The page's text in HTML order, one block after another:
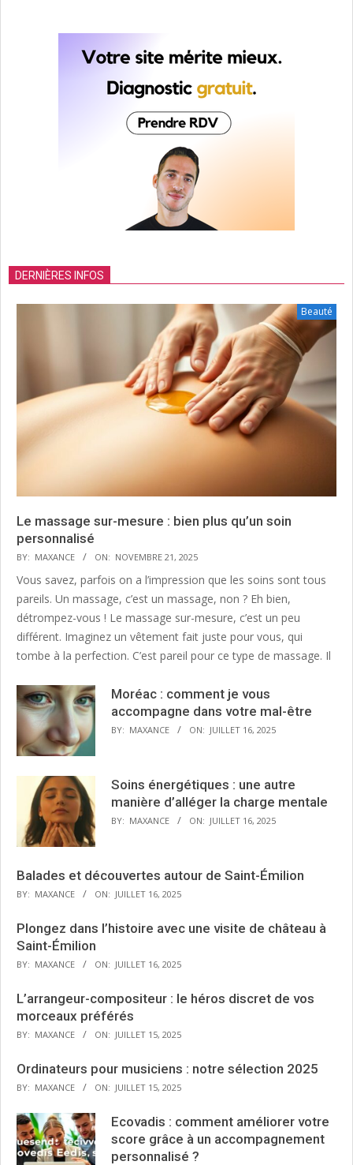
DERNIÈRES INFOS
Beauté
Le massage sur-mesure : bien plus qu’un soin
personnalisé
BY: MAXANCE ON: NOVEMBRE 21, 2025
Vous savez, parfois on a l’impression que les soins sont tous
pareils. Un massage, c’est un massage, non ? Eh bien,
détrompez-vous ! Le massage sur-mesure, c’est un peu
différent. Imaginez un vêtement fait juste pour vous, qui
tombe à la perfection. C’est pareil pour ce type de massage. Il
Moréac : comment je vous
accompagne dans votre mal-être
BY: MAXANCE ON: JUILLET 16, 2025
Soins énergétiques : une autre
manière d’alléger la charge mentale
BY: MAXANCE ON: JUILLET 16, 2025
Balades et découvertes autour de Saint-Émilion
BY: MAXANCE ON: JUILLET 16, 2025
Plongez dans l’histoire avec une visite de château à
Saint-Émilion
BY: MAXANCE ON: JUILLET 16, 2025
L’arrangeur-compositeur : le héros discret de vos
morceaux préférés
BY: MAXANCE ON: JUILLET 15, 2025
Ordinateurs pour musiciens : notre sélection 2025
BY: MAXANCE ON: JUILLET 15, 2025
Ecovadis : comment améliorer votre
score grâce à un accompagnement
personnalisé ?